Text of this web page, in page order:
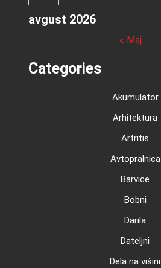
avgust 2026
« Maj
Categories
Akumulator
Arhitektura
Artritis
Avtopralnica
Barvice
Bobni
Darila
Dateljni
Dela na višini